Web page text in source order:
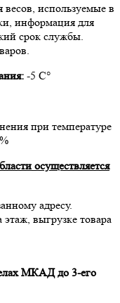
весов, используемые в
информация для
срок службы.
-5 С°
при температуре
осуществляется
адресу.
выгрузке товара
МКАД до 3-его